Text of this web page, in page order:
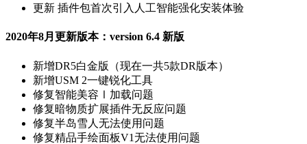
更新 插件包首次引入人工智能强化安装体验
2020年8月更新版本：version 6.4 新版
新增DR5白金版（现在一共5款DR版本）
新增USM 2一键锐化工具
修复智能美容Ⅰ加载问题
修复暗物质扩展插件无反应问题
修复半岛雪人无法使用问题
修复精品手绘面板V1无法使用问题